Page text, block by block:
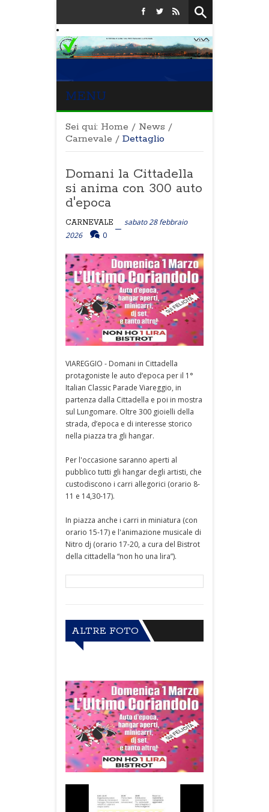
MENU
Sei qui: Home / News /
Carnevale / Dettaglio
Domani la Cittadella
si anima con 300 auto
d'epoca
CARNEVALE
sabato 28 febbraio
2026
0
VIAREGGIO - Domani in Cittadella
protagoniste le auto d’epoca per il 1°
Italian Classic Parade Viareggio, in
partenza dalla Cittadella e poi in mostra
sul Lungomare. Oltre 300 gioielli della
strada, d’epoca e di interesse storico
nella piazza tra gli hangar.
Per l'occasione saranno aperti al
pubblico tutti gli hangar degli artisti, che
custodiscono i carri allegorici (orario 8-
11 e 14,30-17).
In piazza anche i carri in miniatura (con
orario 15-17) e l'animazione musicale di
Nitro dj (orario 17-20, a cura del Bistrot
della cittadella “non ho una lira”).
ALTRE FOTO